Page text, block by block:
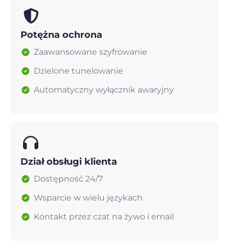
Potężna ochrona
Zaawansowane szyfrowanie
Dzielone tunelowanie
Automatyczny wyłącznik awaryjny
Dział obsługi klienta
Dostępność 24/7
Wsparcie w wielu językach
Kontakt przez czat na żywo i email